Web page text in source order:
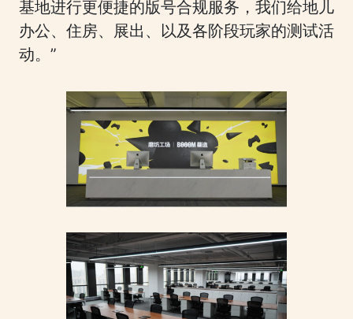
基地进行更便捷的版号合规服务，我们给地儿
办公、住房、展出、以及各阶段玩家的测试活
动。”